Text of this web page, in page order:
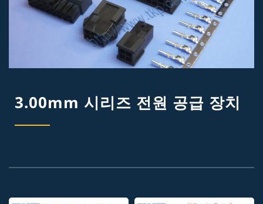
3.00mm 시리즈 전원 공급 장치